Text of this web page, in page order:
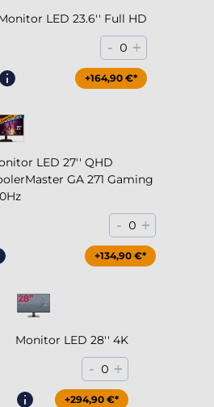
LED 23.6'' Full HD
- 0 +
+164,90 €*
LED 27'' QHD
GA 271 Gaming
- 0 +
+204,90 €*
+134,90 €*
Monitor LED 28'' 4K
- 0 +
+294,90 €*